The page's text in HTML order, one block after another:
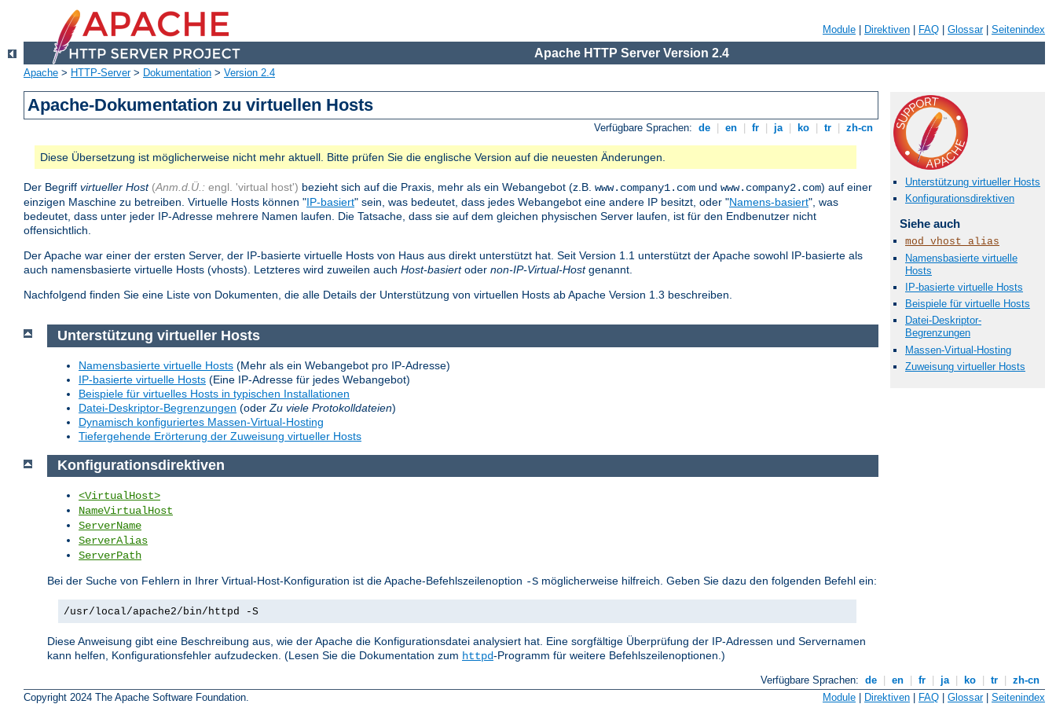
Module Direktiven FAQ Glossar| Seitenindex
Apache HTTP Server Version 2.4
Apache > HTTP-Server> Dokumentation > Version 2.4
Apache-Dokumentation zu virtuellen Hosts
Verfügbare Sprachen: de en fr ja ko tr zh-cn
Diese Übersetzung ist möglicherweise nicht mehr aktuell. Bitte prüfen Sie die englische Version auf die neuesten Änderungen.
Der Begriff virtueller Host (Anm.d.Ü.: engl. 'virtual host') bezieht sich auf die Praxis, mehr als ein Webangebot (z.B. www.company1.com und www.company2.com) auf einer
einzigen Maschine zu betreiben. Virtuelle Hosts können "IP-basiert" sein, was bedeutet, dass jedes Webangebot eine andere IP besitzt, oder "Namens-basiert", was
bedeutet, dass unter jeder IP-Adresse mehrere Namen laufen. Die Tatsache, dass sie auf dem gleichen physischen Server laufen, ist für den Endbenutzer nicht
offensichtlich.
Der Apache war einer der ersten Server, der IP-basierte virtuelle Hosts von Haus aus direkt unterstützt hat. Seit Version 1.1 unterstützt der Apache sowohl IP-basierte als
auch namensbasierte virtuelle Hosts (vhosts). Letzteres wird zuweilen auch Host-basiertoder non-IP-Virtual-Hostgenannt.
Nachfolgend finden Sie eine Liste von Dokumenten, die alle Details der Unterstützung von virtuellen Hosts ab Apache Version 1.3 beschreiben.
Unterstützung virtueller Hosts
Konfigurationsdirektiven
Siehe auch
mod_vhost_alias
Namensbasierte virtuelle
Hosts
IP-basierte virtuelle Hosts
Beispiele für virtuelle Hosts
Datei-Deskriptor-
Begrenzungen
Massen-Virtual-Hosting
Zuweisung virtueller Hosts
Unterstützung virtueller Hosts
Namensbasierte virtuelle Hosts (Mehr als ein Webangebot pro IP-Adresse)
IP-basierte virtuelle Hosts (Eine IP-Adresse für jedes Webangebot)
Beispiele für virtuelles Hosts in typischen Installationen
Datei-Deskriptor-Begrenzungen (oder Zu viele Protokolldateien)
Dynamisch konfiguriertes Massen-Virtual-Hosting
Tiefergehende Erörterung der Zuweisung virtueller Hosts
Konfigurationsdirektiven
<VirtualHost>
NameVirtualHost
ServerName
ServerAlias
ServerPath
Bei der Suche von Fehlern in Ihrer Virtual-Host-Konfiguration ist die Apache-Befehlszeilenoption -S möglicherweise hilfreich. Geben Sie dazu den folgenden Befehl ein:
/usr/local/apache2/bin/httpd -S
Diese Anweisung gibt eine Beschreibung aus, wie der Apache die Konfigurationsdatei analysiert hat. Eine sorgfältige Überprüfung der IP-Adressen und Servernamen
kann helfen, Konfigurationsfehler aufzudecken. (Lesen Sie die Dokumentation zum httpd-Programm für weitere Befehlszeilenoptionen.)
Verfügbare Sprachen: de en fr ja ko tr
zh-cn
Copyright 2024 The Apache Software Foundation.
Module Direktiven FAQ Glossar| Seitenindex